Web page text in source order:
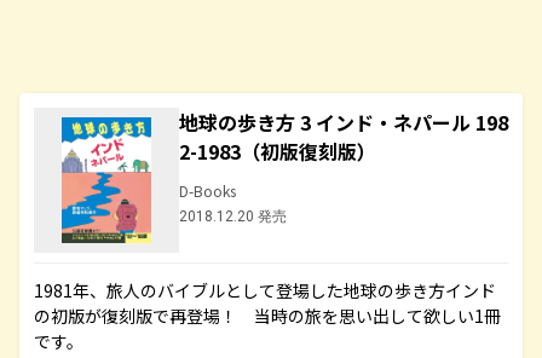
地球の歩き方 3 インド・ネパール 198
2-1983（初版復刻版）
D-Books
2018.12.20 発売
1981年、旅人のバイブルとして登場した地球の歩き方インド
の初版が復刻版で再登場！ 当時の旅を思い出して欲しい1冊
です。